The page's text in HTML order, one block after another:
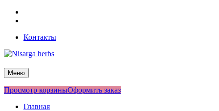
Перейти
Контакты
Nisarga herbs
Меню
Просмотр корзиныОформить заказ
Главная